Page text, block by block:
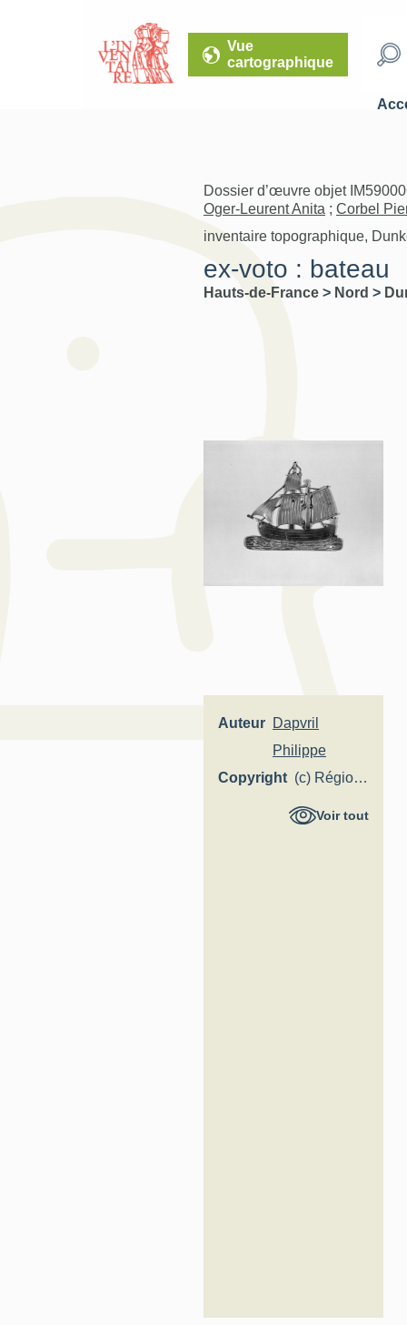
Vue
cartographique
Dossier d’œuvre objet
Oger-Leurent Anita ; Corbel
inventaire topographique,
ex-voto : bateau
Hauts-de-France > Nord >
Auteur Dapvril
Philippe
Copyright (c) Région
Hauts-de-
Voir tout